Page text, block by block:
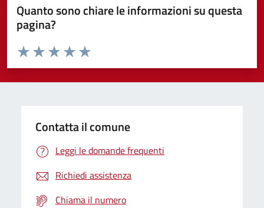
Quanto sono chiare le informazioni su questa
pagina?
Domanda
Valuta da 1 a 5 stelle la pagina
Valuta 5 stelle su 5
Valuta 4 stelle su 5
Valuta 3 stelle su 5
Valuta 2 stelle su 5
Valuta 1 stelle su 5
Contatta il comune
Leggi le domande frequenti
Richiedi assistenza
Chiama il numero